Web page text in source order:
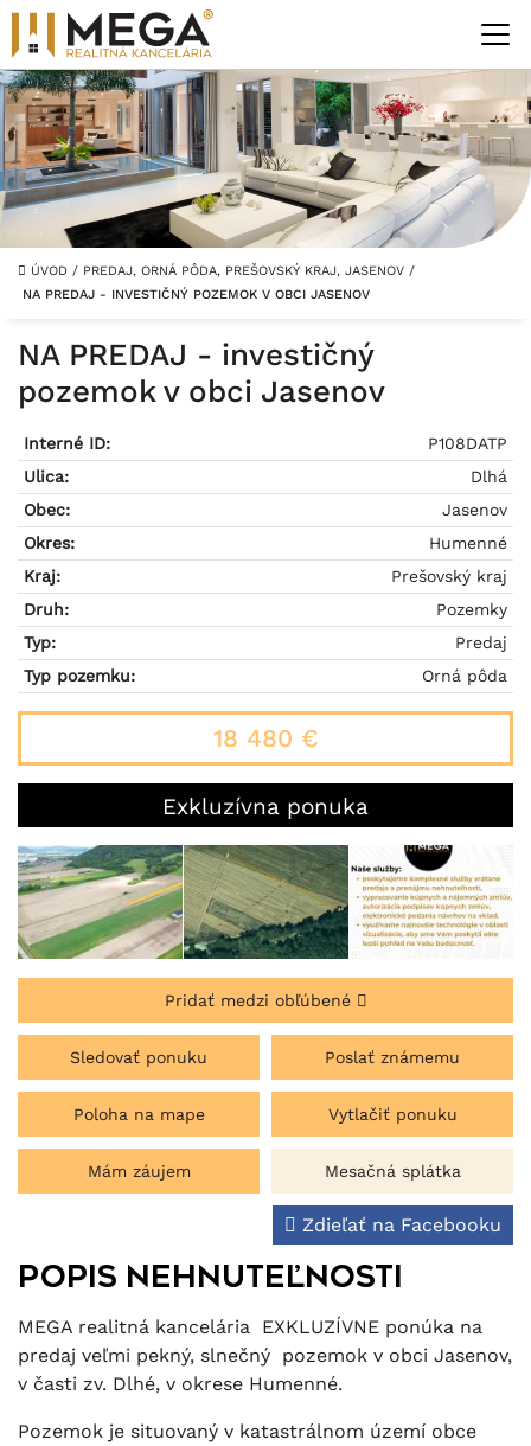
ÚVOD / PREDAJ, ORNÁ PÔDA, PREŠOVSKÝ KRAJ, JASENOV /
NA PREDAJ - INVESTIČNÝ POZEMOK V OBCI JASENOV
NA PREDAJ - investičný
pozemok v obci Jasenov
Interné ID:
P108DATP
Ulica:
Dlhá
Obec:
Jasenov
Okres:
Humenné
Kraj:
Prešovský kraj
Druh:
Pozemky
Typ:
Predaj
Typ pozemku:
Orná pôda
18 480 €
Exkluzívna ponuka
Pridať medzi obľúbené
Sledovať ponuku Poslať známemu
Poloha na mape Vytlačiť ponuku
Mám záujem Mesačná splátka
Popis nehnuteľnosti
Zdieľať na Facebooku
MEGA realitná kancelária EXKLUZÍVNE ponúka na
predaj veľmi pekný, slnečný pozemok v obci Jasenov,
v časti zv. Dlhé, v okrese Humenné.
Pozemok je situovaný v katastrálnom území obce